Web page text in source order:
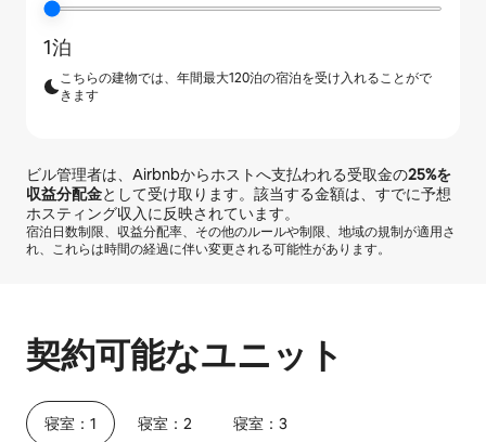
1泊
こちらの建物では、年間最大120泊の宿泊を受け入れることがで
きます
ビル管理者は、Airbnbからホストへ支払われる受取金の25%を
収益分配金として受け取ります。該当する金額は、すでに予想
ホスティング収入に反映されています。
宿泊日数制限、収益分配率、その他のルールや制限、地域の規制が適用さ
れ、これらは時間の経過に伴い変更される可能性があります。
契約可能なユニット
寝室：1 寝室：2 寝室：3